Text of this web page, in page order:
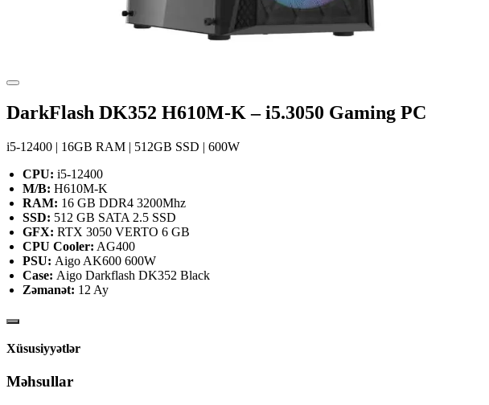
DarkFlash DK352 H610M-K – i5.3050 Gaming PC
i5-12400 | 16GB RAM | 512GB SSD | 600W
CPU: i5-12400
M/B: H610M-K
RAM: 16 GB DDR4 3200Mhz
SSD: 512 GB SATA 2.5 SSD
GFX: RTX 3050 VERTO 6 GB
CPU Cooler: AG400
PSU: Aigo AK600 600W
Case: Aigo Darkflash DK352 Black
Zəmanət: 12 Ay
Xüsusiyyətlər
Məhsullar